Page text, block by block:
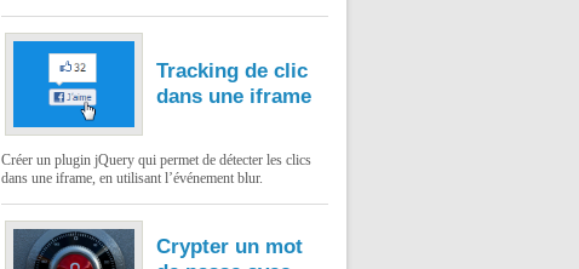
Tracking de clic
dans une iframe
Créer un plugin jQuery qui permet de détecter les clics
dans une iframe, en utilisant l’événement blur.
Crypter un mot